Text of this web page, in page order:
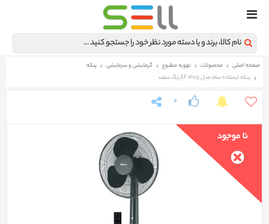
صفحه اصلی محصولات تهویه مطبوع گرمایشی و سرمایشی
پنکه
پنکه ایستاده سام مدل EF 1305 رنگ سفید
0